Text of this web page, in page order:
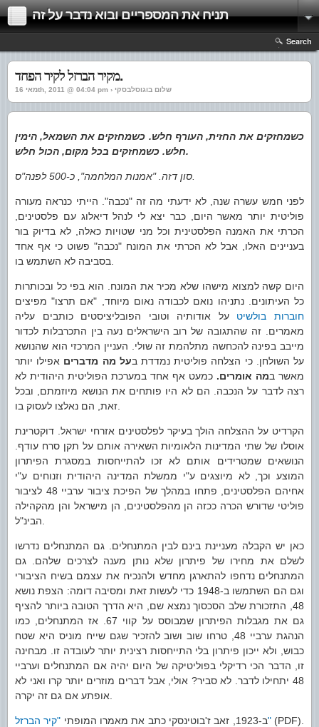
תניח את המספריים ובוא נדבר על זה
Search
מקיר הברזל לקיר הפחד.
מאי 16th, 2011 @ 04:04 pm › שלום בוגוסלבסקי
כשמחזקים את החזית, העורף חלש. כשמחזקים את השמאל, הימין
חלש. כשמחזקים בכל מקום, הכול חלש.
לפני חמש עשרה שנה, לא ידעתי מה זה "נכבה". הייתי כנראה מעורה
פוליטית יותר מאשר היום, כבר יצא לי לנהל דיאלוג עם פלסטינים,
הכרתי את האמנה הפלסטינית וכל מני שטויות כאלה, לא בדיוק בור
בעניינים האלו, אבל לא הכרתי את המונח "נכבה" פשוט כי אף אחד
היום קשה למצוא מישהו שלא מכיר את המונח. הוא בפי כל ובכותרות
כל העיתונים. נתניהו נואם לכבודה נאום מיוחד, "אם תרצו" מפיצים
חוברות בולשיט על אודותיה וטובי הפובליציסטים כותבים עליה
מאמרים. זה שהתגובה של רוב הישראלים נעה בין התכרבלות לכדור
מייבב בפינה להכחשה מתלהמת זה שולי. העניין המרכזי הוא שהנושא
על השולחן. כי הצלחה פוליטית נמדדת בעל מה מדברים אפילו יותר
מאשר במה אומרים. כמעט אף אחד במערכת הפוליטית היהודית לא
רצה לדבר על הנכבה. הם לא היו פותחים את הנושא מיוזמתם, ובכל
הקרדיט על ההצלחה הולך בעיקר לפלסטינים אזרחי ישראל. דוקטרינת
אוסלו של שתי המדינות הלאומיות השאירה אותם על תקן סרח עודף.
הנושאים שמטרידים אותם לא זכו להתייחסות במסגרת הפיתרון
המוצע וכך, לא מיוצגים ע"י ממשלת המדינה היהודית וזנוחים ע"י
אחיהם הפלסטינים, פתחו במהלך של הפיכת ציבור ערביי 48 לציבור
פוליטי שדורש הכרה ככזה הן מהפלסטינים, הן מישראל והן מהקהילה
כאן יש הקבלה מעניינת בינם לבין המתנחלים. גם המתנחלים נדרשו
לשלם את מחירו של פיתרון שלא נותן מענה לצרכים שלהם. גם
המתנחלים נדחפו להתארגן מחדש ולהנכיח את עצמם בשיח הציבורי
וגם הם השתמשו ב-1948 כדי לעשות זאת ומסיבה דומה: הצפת נושא
48, התזכורת שלב הסכסוך נמצא שם, היא הדרך הטובה ביותר להציף
גם את מגבלות הפיתרון שמבוסס על קווי 67. אז המתנחלים, כמו
הנהגת ערביי 48, טרחו שוב ושוב להזכיר שגם שייח מוניס היא שטח
כבוש, ולא ייכון פיתרון בלי התייחסות רצינית יותר לעובדה זו. מבחינה
זו, הדבר הכי רדיקלי בפוליטיקה של היום יהיה אם המתנחלים וערביי
48 יתחילו לדבר. לא סביר? אולי, אבל דברים מוזרים יותר קרו ואני לא
ב-1923, זאב ז'בוטינסקי כתב את מאמרו המופתי"קיר הברזל"(PDF).